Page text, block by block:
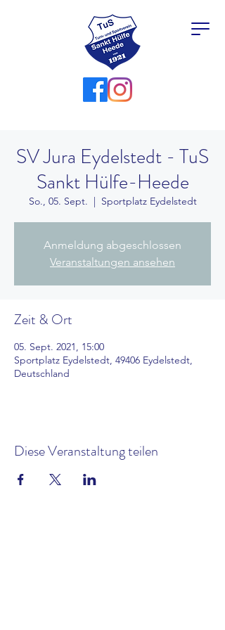
SV Jura Eydelstedt - TuS
Sankt Hülfe-Heede
So., 05. Sept.
  |
Sportplatz Eydelstedt
Anmeldung abgeschlossen
Veranstaltungen ansehen
Zeit & Ort
05. Sept. 2021, 15:00
Sportplatz Eydelstedt, 49406 Eydelstedt,
Deutschland
Diese Veranstaltung teilen